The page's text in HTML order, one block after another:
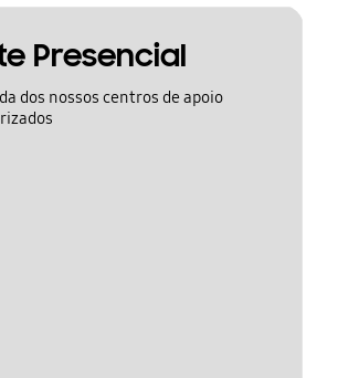
Presencial
dos nossos centros de apoio